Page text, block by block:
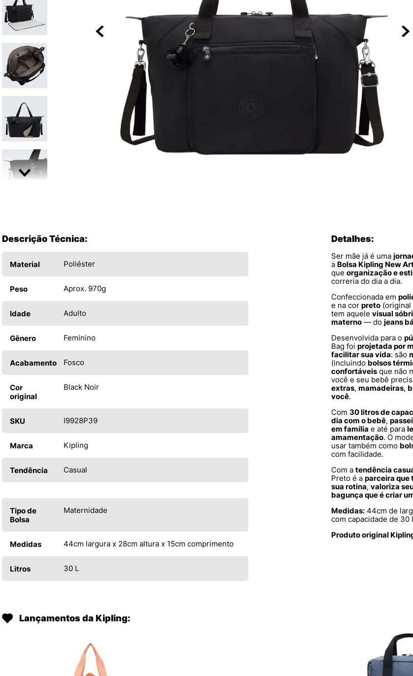
Descrição Técnica:
Material Poliéster
Peso Aprox. 970g
Idade Adulto
Gênero Feminino
Acabamento Fosco
Cor
original
Black Noir
SKU I9928P39
Marca Kipling
Tendência Casual
Tipo de
Bolsa
Maternidade
Medidas 44cm largura x 28cm altura x 15cm comprimento
Litros 30 L
Detalhes:
Ser mãe já é uma
a Bolsa Kipling New
que organização e
correria do dia a dia.
Confeccionada em
e na cor preto
tem aquele visual
materno — do jeans
Desenvolvida para o
Bag foi projetada por
facilitar sua vida: são
(incluindo bolsos
confortáveis que não
você e seu bebê
extras, mamadeiras,
você.
Com 30 litros de
dia com o bebê,
em família e até para
amamentação. O
usar também como
com facilidade.
Com a tendência
Preto é a parceira que
sua rotina, valoriza
bagunça que é criar
Medidas: 44cm de
com capacidade de 30
Produto original
Lançamentos da Kipling: